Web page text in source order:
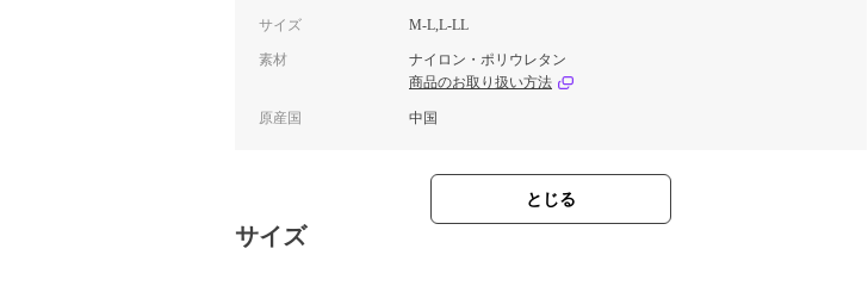
サイズ M-L,L-LL
素材
ナイロン・ポリウレタン
商品のお取り扱い方法
原産国 中国
とじる
サイズ